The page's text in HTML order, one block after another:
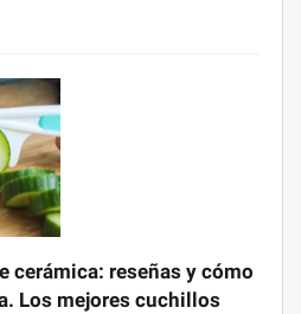
cerámica: reseñas y cómo
Los mejores cuchillos